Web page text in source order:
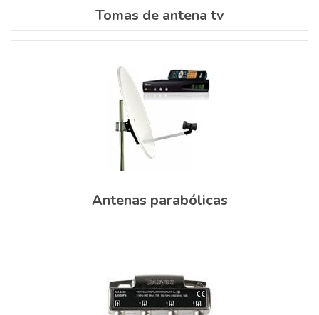
Tomas de antena tv
Antenas parabólicas